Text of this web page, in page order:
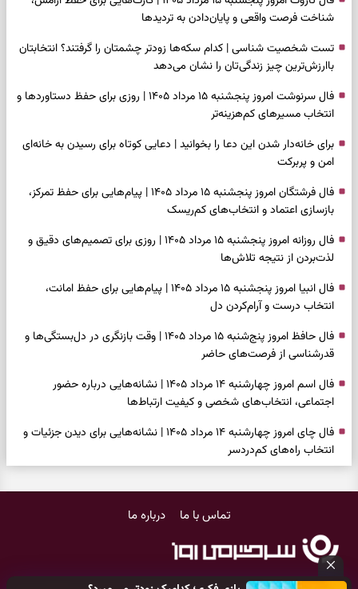
شناخت فرصت واقعی و پایان‌دادن به تردیدها
تست شخصیت شناسی | کدام سکه‌ها زودتر چشمتان را گرفتند؟ انتخابتان
باارزش‌ترین چیز زندگی‌تان را نشان می‌دهد
فال سرنوشت امروز پنجشنبه ۱۵ مرداد ۱۴۰۵ | روزی برای حفظ دستاوردها و
انتخاب مسیرهای کم‌هزینه‌تر
برای خانه‌دار شدن این دعا را بخوانید | دعایی کوتاه برای رسیدن به خانه‌ای
امن و پربرکت
فال فرشتگان امروز پنجشنبه ۱۵ مرداد ۱۴۰۵ | پیام‌هایی برای حفظ تمرکز،
بازسازی اعتماد و انتخاب‌های کم‌ریسک
فال روزانه امروز پنجشنبه ۱۵ مرداد ۱۴۰۵ | روزی برای تصمیم‌های دقیق و
لذت‌بردن از نتیجه تلاش‌ها
فال انبیا امروز پنجشنبه ۱۵ مرداد ۱۴۰۵ | پیام‌هایی برای حفظ امانت،
انتخاب درست و آرام‌کردن دل
فال حافظ امروز پنج‌شنبه ۱۵ مرداد ۱۴۰۵ | وقت بازنگری در دل‌بستگی‌ها و
قدرشناسی از فرصت‌های حاضر
فال اسم امروز چهارشنبه ۱۴ مرداد ۱۴۰۵ | نشانه‌هایی درباره حضور
اجتماعی، انتخاب‌های شخصی و کیفیت ارتباط‌ها
فال چای امروز چهارشنبه ۱۴ مرداد ۱۴۰۵ | نشانه‌هایی برای دیدن جزئیات و
انتخاب راه‌های کم‌دردسر
انتخاب چیزی که ارزش ماندن دارد
تماس با ما درباره ما